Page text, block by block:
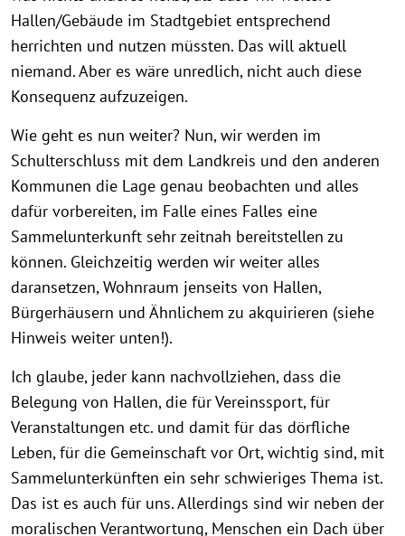
Hallen/Gebäude im Stadtgebiet entsprechend
herrichten und nutzen müssten. Das will aktuell
niemand. Aber es wäre unredlich, nicht auch diese
Konsequenz aufzuzeigen.
Wie geht es nun weiter? Nun, wir werden im
Schulterschluss mit dem Landkreis und den anderen
Kommunen die Lage genau beobachten und alles
dafür vorbereiten, im Falle eines Falles eine
Sammelunterkunft sehr zeitnah bereitstellen zu
können. Gleichzeitig werden wir weiter alles
daransetzen, Wohnraum jenseits von Hallen,
Bürgerhäusern und Ähnlichem zu akquirieren (siehe
Hinweis weiter unten!).
Ich glaube, jeder kann nachvollziehen, dass die
Belegung von Hallen, die für Vereinssport, für
Veranstaltungen etc. und damit für das dörfliche
Leben, für die Gemeinschaft vor Ort, wichtig sind, mit
Sammelunterkünften ein sehr schwieriges Thema ist.
Das ist es auch für uns. Allerdings sind wir neben der
moralischen Verantwortung, Menschen ein Dach über